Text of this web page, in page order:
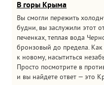
В горы Крыма
Вы смогли пережить
будни, вы заслужили этот
печенках, теплая вода
бронзовый до предела.
к новому, насытиться
Просто посмотрите в
и вы найдете ответ — это